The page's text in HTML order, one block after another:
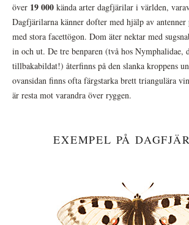
över 19 000 kända arter dagfjärilar i världen,
Dagfjärilarna känner dofter med hjälp av antenner
med stora facettögon. Dom äter nektar med
in och ut. De tre benparen (två hos Nymphalidae,
tillbakabildat!) återfinns på den slanka kroppens
ovansidan finns ofta färgstarka brett triangulära
är resta mot varandra över ryggen.
EXEMPEL PÅ